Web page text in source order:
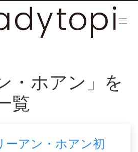
・ホアン」を
覧
ーアン・ホアン初